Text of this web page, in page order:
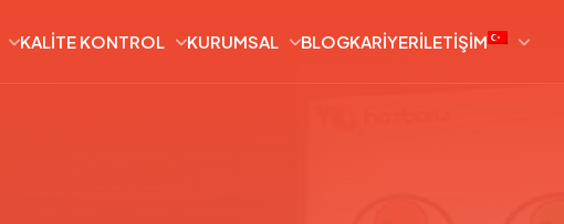
KALITE KONTROL KURUMSAL BLOGKARIYERİLETIŞIM